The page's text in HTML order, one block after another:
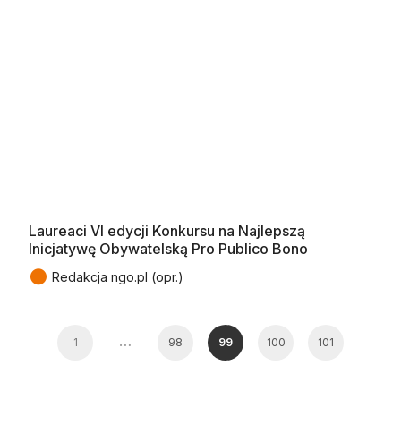
Laureaci VI edycji Konkursu na Najlepszą
Inicjatywę Obywatelską Pro Publico Bono
● Redakcja ngo.pl (opr.)
1 … 98 99 100 101